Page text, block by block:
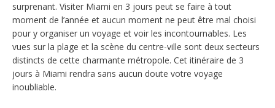
surprenant. Visiter Miami en 3 jours peut se faire à tout
moment de l’année et aucun moment ne peut être mal choisi
pour y organiser un voyage et voir les incontournables. Les
vues sur la plage et la scène du centre-ville sont deux secteurs
distincts de cette charmante métropole. Cet itinéraire de 3
jours à Miami rendra sans aucun doute votre voyage
inoubliable.